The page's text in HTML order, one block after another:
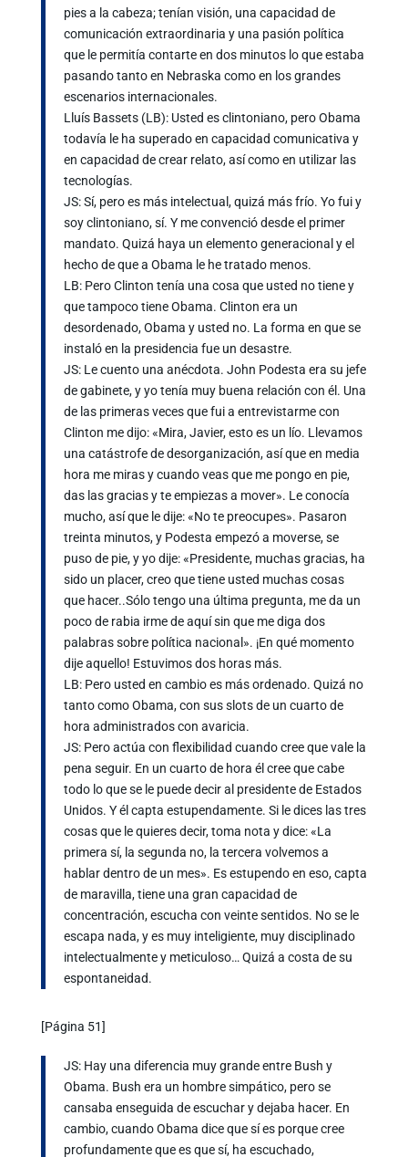
pies a la cabeza; tenían visión, una capacidad de
comunicación extraordinaria y una pasión política
que le permitía contarte en dos minutos lo que estaba
pasando tanto en Nebraska como en los grandes
escenarios internacionales.
Lluís Bassets (LB): Usted es clintoniano, pero Obama
todavía le ha superado en capacidad comunicativa y
en capacidad de crear relato, así como en utilizar las
tecnologías.
JS: Sí, pero es más intelectual, quizá más frío. Yo fui y
soy clintoniano, sí. Y me convenció desde el primer
mandato. Quizá haya un elemento generacional y el
hecho de que a Obama le he tratado menos.
LB: Pero Clinton tenía una cosa que usted no tiene y
que tampoco tiene Obama. Clinton era un
desordenado, Obama y usted no. La forma en que se
instaló en la presidencia fue un desastre.
JS: Le cuento una anécdota. John Podesta era su jefe
de gabinete, y yo tenía muy buena relación con él. Una
de las primeras veces que fui a entrevistarme con
Clinton me dijo: «Mira, Javier, esto es un lío. Llevamos
una catástrofe de desorganización, así que en media
hora me miras y cuando veas que me pongo en pie,
das las gracias y te empiezas a mover». Le conocía
mucho, así que le dije: «No te preocupes». Pasaron
treinta minutos, y Podesta empezó a moverse, se
puso de pie, y yo dije: «Presidente, muchas gracias, ha
sido un placer, creo que tiene usted muchas cosas
que hacer..Sólo tengo una última pregunta, me da un
poco de rabia irme de aquí sin que me diga dos
palabras sobre política nacional». ¡En qué momento
dije aquello! Estuvimos dos horas más.
LB: Pero usted en cambio es más ordenado. Quizá no
tanto como Obama, con sus slots de un cuarto de
hora administrados con avaricia.
JS: Pero actúa con flexibilidad cuando cree que vale la
pena seguir. En un cuarto de hora él cree que cabe
todo lo que se le puede decir al presidente de Estados
Unidos. Y él capta estupendamente. Si le dices las tres
cosas que le quieres decir, toma nota y dice: «La
primera sí, la segunda no, la tercera volvemos a
hablar dentro de un mes». Es estupendo en eso, capta
de maravilla, tiene una gran capacidad de
concentración, escucha con veinte sentidos. No se le
escapa nada, y es muy inteligiente, muy disciplinado
intelectualmente y meticuloso… Quizá a costa de su
espontaneidad.
[Página 51]
JS: Hay una diferencia muy grande entre Bush y
Obama. Bush era un hombre simpático, pero se
cansaba enseguida de escuchar y dejaba hacer. En
cambio, cuando Obama dice que sí es porque cree
profundamente que es que sí, ha escuchado,